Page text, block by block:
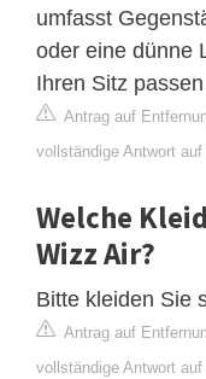
umfasst
oder eine dünne
Ihren Sitz
Antrag auf
vollständige Antwort
Welche
Wizz Air?
Bitte kleiden Sie
Antrag auf
vollständige Antwort